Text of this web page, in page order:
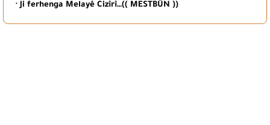
· Ji ferhenga Melayê Cizîrî…(( MESTBÛN ))